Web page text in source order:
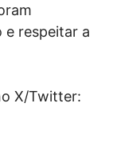
e respeitar a
X/Twitter: